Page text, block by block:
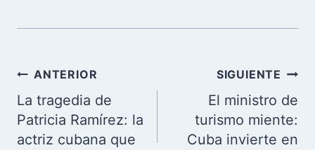
Navegación
de
entradas
ANTERIOR
La tragedia de
Patricia Ramírez: la
actriz cubana que
SIGUIENTE
El ministro de
turismo miente:
Cuba invierte en